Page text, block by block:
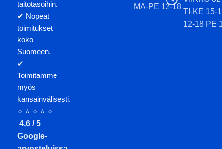
taitotasoihin.
✔ Nopeat
toimitukset
koko
Suomeen.
✔
Toimitamme
myös
kansainvälisesti.
⭐ ⭐ ⭐ ⭐ ⭐
4,6 / 5
Google-
MA-PE 12-18
TI-KE 15-
12-18 PE